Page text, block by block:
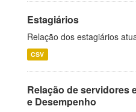
Estagiários
Relação dos estagiários
CSV
Relação de servidores
e Desempenho